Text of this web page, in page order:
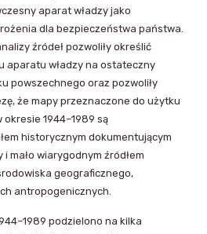
aparat władzy jako
dla bezpieczeństwa państwa.
źródeł pozwoliły określić
aparatu władzy na ostateczny
powszechnego oraz pozwoliły
że mapy przeznaczone do użytku
1944–1989 są
historycznym dokumentującym
mało wiarygodnym źródłem
geograficznego,
antropogenicznych.
podzielono na kilka